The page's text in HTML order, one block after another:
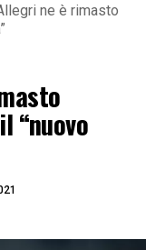
ne è rimasto
“nuovo